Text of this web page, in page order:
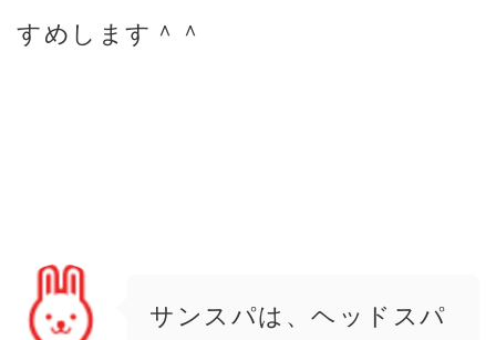
すめします＾＾
サンスパは、ヘッドスパ